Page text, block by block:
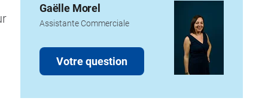
Gaëlle Morel
Assistante Commerciale
Votre question